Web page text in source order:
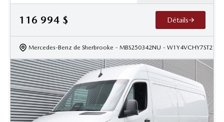
116 994 $ Détails
Mercedes-Benz de Sherbrooke - MBS250342NU -